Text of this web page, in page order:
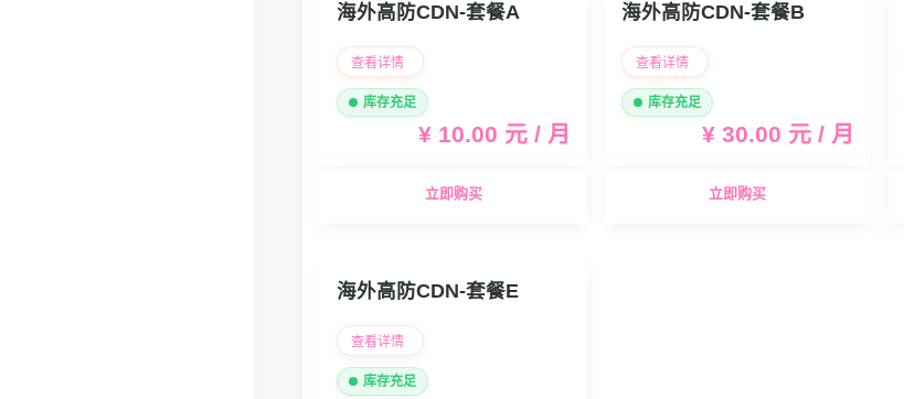
海外高防CDN-套餐A
查看详情
库存充足
¥ 10.00 元 / 月
立即购买
海外高防CDN-套餐B
查看详情
库存充足
¥ 30.00 元 / 月
立即购买
海外高防CDN-套餐E
查看详情
库存充足